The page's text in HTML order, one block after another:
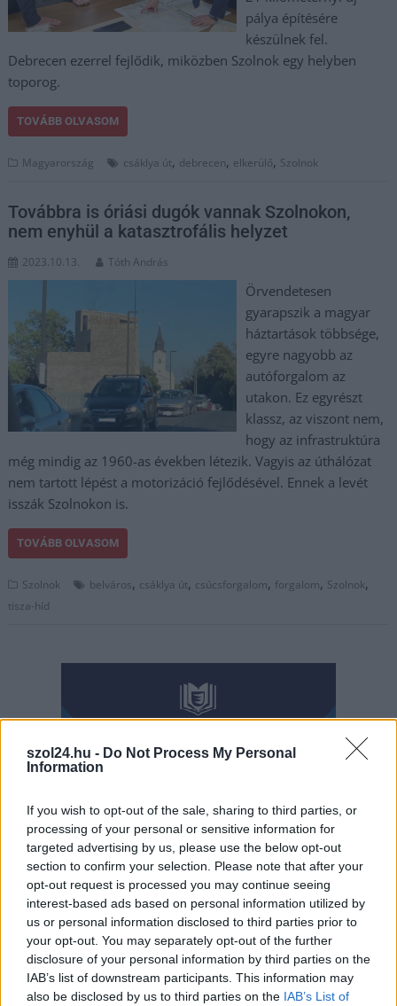
szol24.hu - Do Not Process My Personal
Information
If you wish to opt-out of the sale, sharing to third parties, or
processing of your personal or sensitive information for
targeted advertising by us, please use the below opt-out
section to confirm your selection. Please note that after your
opt-out request is processed you may continue seeing
interest-based ads based on personal information utilized by
us or personal information disclosed to third parties prior to
your opt-out. You may separately opt-out of the further
disclosure of your personal information by third parties on the
IAB’s list of downstream participants. This information may
also be disclosed by us to third parties on the IAB’s List of
pálya építésére
készülnek fel.
Debrecen ezerrel fejlődik, miközben Szolnok egy helyben
toporog.
TOVÁBB OLVASOM
Magyarország csáklya út, debrecen, elkerülő, Szolnok
Továbbra is óriási dugók vannak Szolnokon,
nem enyhül a katasztrofális helyzet
2023.10.13. Tóth András
Örvendetesen
gyarapszik a magyar
háztartások többsége,
egyre nagyobb az
autóforgalom az
utakon. Ez egyrészt
klassz, az viszont nem,
hogy az infrastruktúra
még mindig az 1960-as években létezik. Vagyis az úthálózat
nem tartott lépést a motorizáció fejlődésével. Ennek a levét
isszák Szolnokon is.
TOVÁBB OLVASOM
Szolnok belváros, csáklya út, csúcsforgalom, forgalom, Szolnok,
tisza-híd
Hírlevél feliratkozás